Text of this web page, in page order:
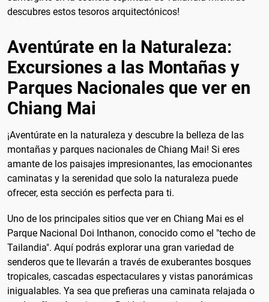
descubres estos tesoros arquitectónicos!
Aventúrate en la Naturaleza:
Excursiones a las Montañas y
Parques Nacionales que ver en
Chiang Mai
¡Aventúrate en la naturaleza y descubre la belleza de las
montañas y parques nacionales de Chiang Mai! Si eres
amante de los paisajes impresionantes, las emocionantes
caminatas y la serenidad que solo la naturaleza puede
ofrecer, esta sección es perfecta para ti.
Uno de los principales sitios que ver en Chiang Mai es el
Parque Nacional Doi Inthanon, conocido como el "techo de
Tailandia". Aquí podrás explorar una gran variedad de
senderos que te llevarán a través de exuberantes bosques
tropicales, cascadas espectaculares y vistas panorámicas
inigualables. Ya sea que prefieras una caminata relajada o